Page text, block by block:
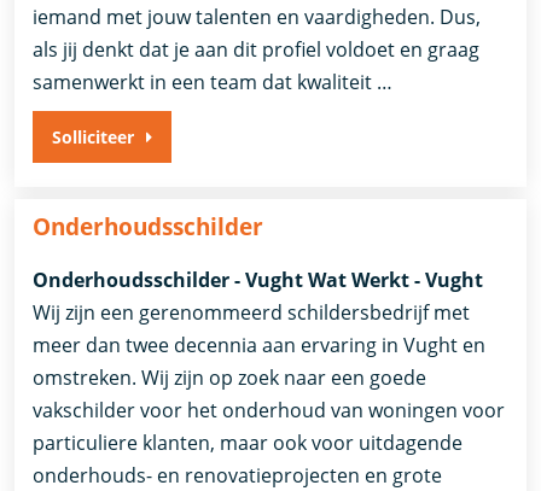
iemand met jouw talenten en vaardigheden. Dus,
als jij denkt dat je aan dit profiel voldoet en graag
samenwerkt in een team dat kwaliteit …
Solliciteer
Onderhoudsschilder
Onderhoudsschilder - Vught Wat Werkt - Vught
Wij zijn een gerenommeerd schildersbedrijf met
meer dan twee decennia aan ervaring in Vught en
omstreken. Wij zijn op zoek naar een goede
vakschilder voor het onderhoud van woningen voor
particuliere klanten, maar ook voor uitdagende
onderhouds- en renovatieprojecten en grote